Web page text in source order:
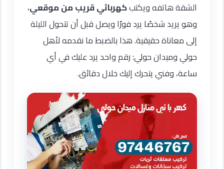
الشقة هاتفه ويكتبكهربائي قريب من موقعي،
وهو يريد شخصًا يرد فورًا ويصل قبل أن تتحول الليلة
إلى معاناة حقيقية. هذا بالضبط ما نقدمه لأهل
حولي وميدان حولي: رقم واحد يرد عليك في أي
ساعة، وفني يتحرك إليك خلال دقائق.